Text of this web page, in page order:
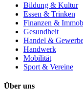
Bildung & Kultur
Essen & Trinken
Finanzen &
Gesundheit
Handel &
Handwerk
Mobilität
Sport & Vereine
Über uns